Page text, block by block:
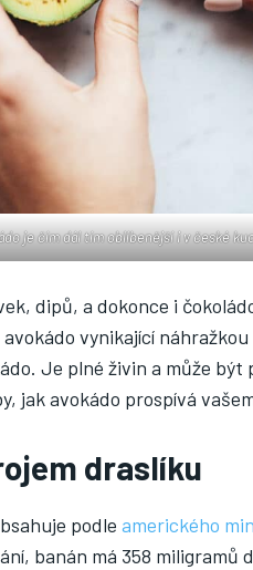
je čím dál tím oblíbenější i v české
dipů, a dokonce i
vynikající
Je plné živin a může být
jak avokádo prospívá
draslíku
podle amerického
banán má 358 miligramů